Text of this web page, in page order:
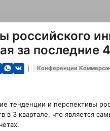
российского
за последние
Конференции
тенденции и перспективы
в 3 квартале, что является